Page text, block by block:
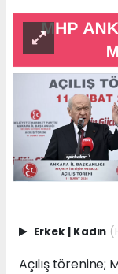
Erkek | Kadın
Açılış törenine;